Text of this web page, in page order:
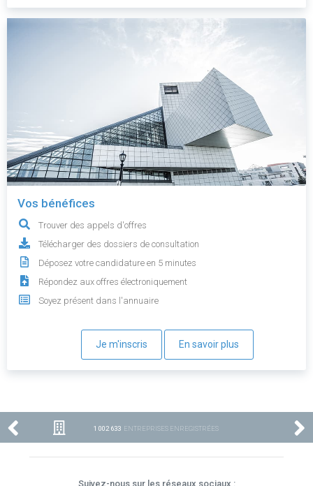
Vos bénéfices
Trouver des appels d'offres
Télécharger des dossiers de consultation
Déposez votre candidature en 5 minutes
Répondez aux offres électroniquement
Soyez présent dans l'annuaire
Je m'inscris En savoir plus
1 002 633 ENTREPRISES ENREGISTRÉES
Suivez-nous sur les réseaux sociaux :